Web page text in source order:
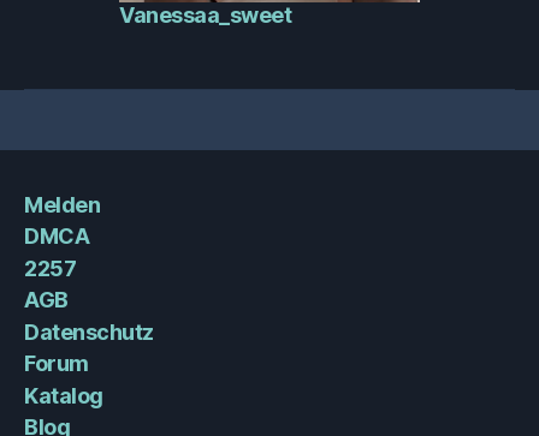
Vanessaa_sweet
Melden
DMCA
2257
AGB
Datenschutz
Forum
Katalog
Blog